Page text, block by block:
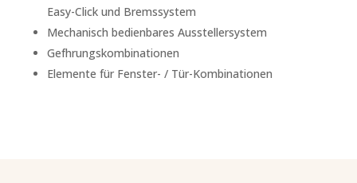
Easy-Click und Bremssystem
Mechanisch bedienbares Ausstellersystem
Gefhrungskombinationen
Elemente für Fenster- / Tür-Kombinationen